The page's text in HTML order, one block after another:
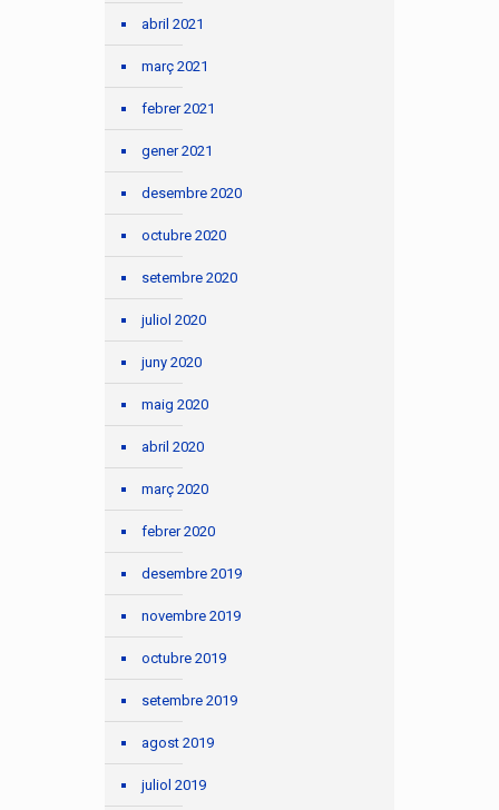
abril 2021
març 2021
febrer 2021
gener 2021
desembre 2020
octubre 2020
setembre 2020
juliol 2020
juny 2020
maig 2020
abril 2020
març 2020
febrer 2020
desembre 2019
novembre 2019
octubre 2019
setembre 2019
agost 2019
juliol 2019